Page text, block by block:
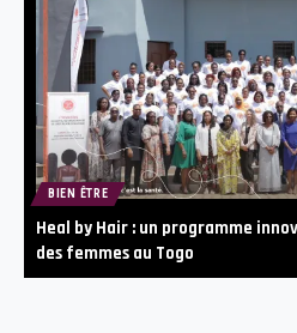
BIEN ÊTRE
Heal by Hair : un programme
des femmes au Togo